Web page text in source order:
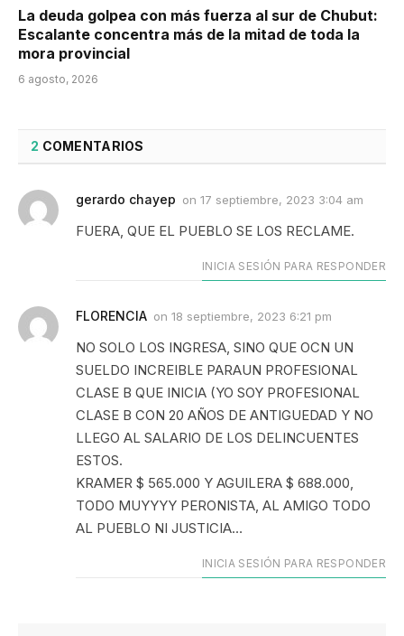
La deuda golpea con más fuerza al sur de Chubut:
Escalante concentra más de la mitad de toda la
mora provincial
6 agosto, 2026
2 COMENTARIOS
gerardo chayep on 17 septiembre, 2023 3:04 am
FUERA, QUE EL PUEBLO SE LOS RECLAME.
INICIA SESIÓN PARA RESPONDER
FLORENCIA on 18 septiembre, 2023 6:21 pm
NO SOLO LOS INGRESA, SINO QUE OCN UN
SUELDO INCREIBLE PARAUN PROFESIONAL
CLASE B QUE INICIA (YO SOY PROFESIONAL
CLASE B CON 20 AÑOS DE ANTIGUEDAD Y NO
LLEGO AL SALARIO DE LOS DELINCUENTES
ESTOS.
KRAMER $ 565.000 Y AGUILERA $ 688.000,
TODO MUYYYY PERONISTA, AL AMIGO TODO
AL PUEBLO NI JUSTICIA…
INICIA SESIÓN PARA RESPONDER